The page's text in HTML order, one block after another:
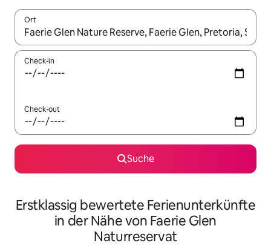
Ort
Wenn Ergebnisse verfügbar sind, navigiere mit den
Check-in
Check-out
Suche
Erstklassig bewertete Ferienunterkünfte
in der Nähe von Faerie Glen
Naturreservat